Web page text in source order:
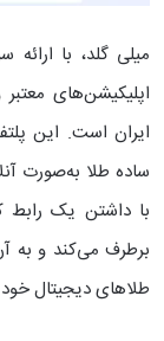
میلی گلد، با
اپلیکیشن‌های
ایران است. این
ساده طلا به‌صورت
با داشتن یک رابط
برطرف می‌کند و به
طلاهای دیجیتال